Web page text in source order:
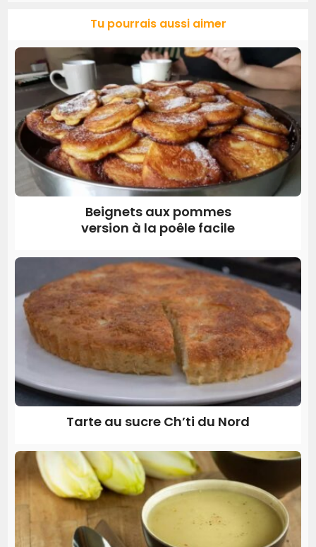
Tu pourrais aussi aimer
Beignets aux pommes
version à la poêle facile
Tarte au sucre Ch’ti du Nord